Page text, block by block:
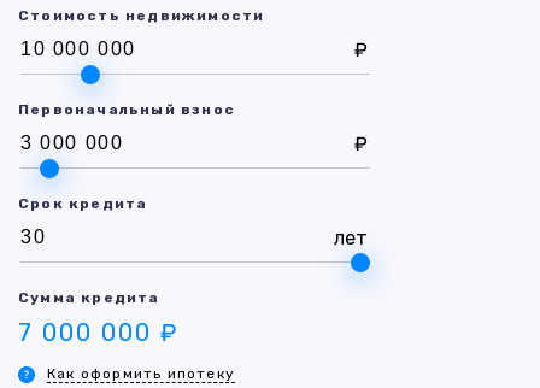
Стоимость недвижимости
₽
Первоначальный взнос
₽
Срок кредита
лет
Сумма кредита
7 000 000 ₽
Как оформить ипотеку